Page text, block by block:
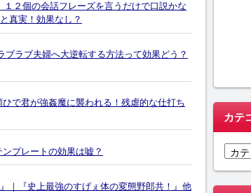
２個の会話フレーズを言うだけで口説かな
真実！効果なし？
ラブ夫婦へ大逆転する方法って効果どう？
で君が強姦魔に襲われる！残虐的な仕打ち
プレートの効果は嘘？
｜『史上最強のすげぇ体の変態野郎共！』他
カテ
カ